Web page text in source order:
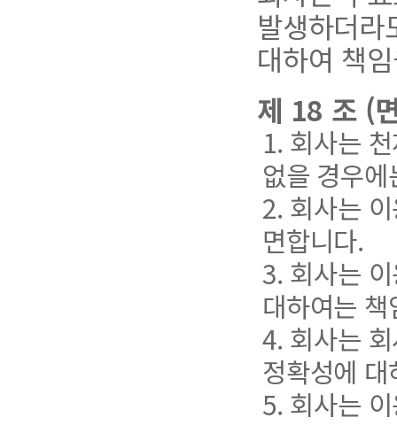
발생하더
대하여 책
제 18 조 (
1. 회사는
없을 경우
2. 회사는
면합니다.
3. 회사는
대하여는
4. 회사는
정확성에
5. 회사는